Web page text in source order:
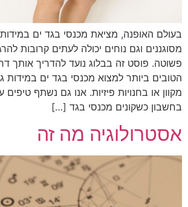
בעולם האופנה, מציאת מכנסי בגד ים
מסוגננים וגם נוחים יכולה לעתים קרובות
פשוטה. פוסט זה בבלוג נועד להדריך אותך
הטובים ביותר למצוא מכנסי בגד ים במידות
מקוון או בחנויות פיזיות. אנו גם נשתף
בחשבון כשקונים מכנסי בגד […]
אסטרולוגיה מה זה